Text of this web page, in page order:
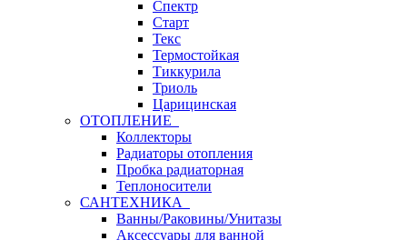
Спектр
Старт
Текс
Термостойкая
Тиккурила
Триоль
Царицинская
ОТОПЛЕНИЕ
Коллекторы
Радиаторы отопления
Пробка радиаторная
Теплоносители
САНТЕХНИКА
Ванны/Раковины/Унитазы
Аксессуары для ванной